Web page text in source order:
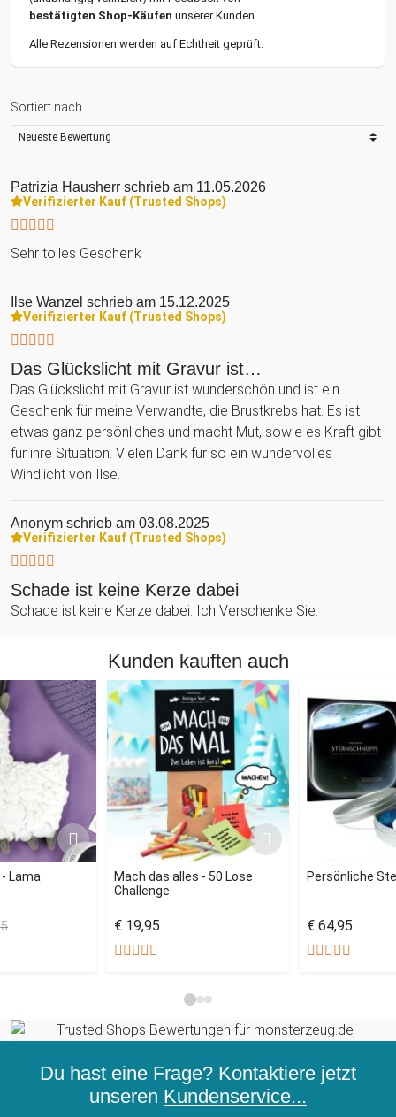
bestätigten Shop-Käufen unserer Kunden.
Alle Rezensionen werden auf Echtheit geprüft.
Sortiert nach
Patrizia Hausherr schrieb am 11.05.2026
Verifizierter Kauf (Trusted Shops)
Sehr tolles Geschenk
Ilse Wanzel schrieb am 15.12.2025
Verifizierter Kauf (Trusted Shops)
Das Glückslicht mit Gravur ist…
Das Glückslicht mit Gravur ist wunderschön und ist ein
Geschenk für meine Verwandte, die Brustkrebs hat. Es ist
etwas ganz persönliches und macht Mut, sowie es Kraft gibt
für ihre Situation. Vielen Dank für so ein wundervolles
Windlicht von Ilse.
Anonym schrieb am 03.08.2025
Verifizierter Kauf (Trusted Shops)
Schade ist keine Kerze dabei
Schade ist keine Kerze dabei. Ich Verschenke Sie.
Kunden kauften auch
Lama
Mach das alles - 50 Lose
Challenge
€ 19,95
Persönliche
€ 64,95
Du hast eine Frage? Kontaktiere jetzt
unseren Kundenservice...